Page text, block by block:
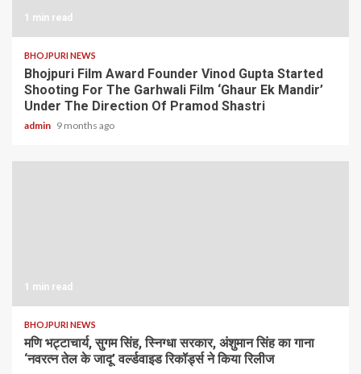
1 min read
BHOJPURI NEWS
Bhojpuri Film Award Founder Vinod Gupta Started
Shooting For The Garhwali Film ‘Ghaur Ek Mandir’
Under The Direction Of Pramod Shastri
admin 9 months ago
1 min read
BHOJPURI NEWS
मणि भट्टाचार्य, सुगम सिंह, स्निग्धा सरकार, अंशुमान सिंह का गाना
‘नवरत्न तेल के जादू’ वर्ल्डवाइड रिकॉर्ड्स ने किया रिलीज